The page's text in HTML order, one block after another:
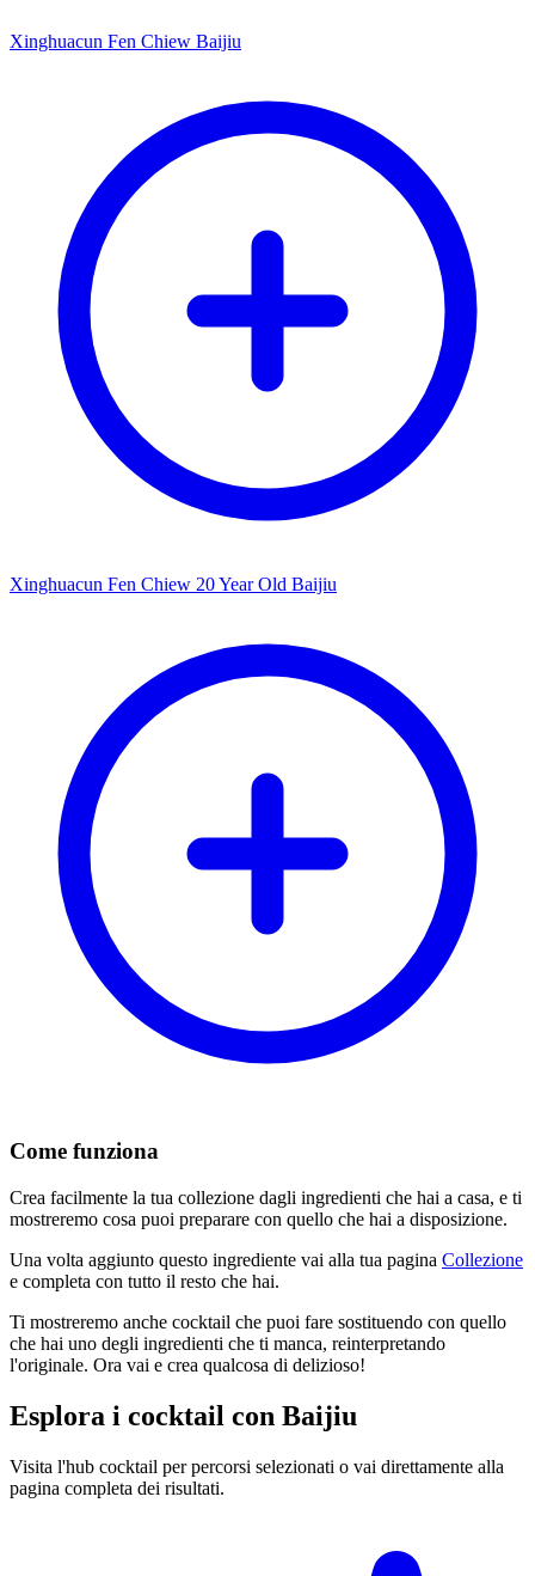
Xinghuacun Fen Chiew Baijiu
Xinghuacun Fen Chiew 20 Year Old Baijiu
Come funziona
Crea facilmente la tua collezione dagli ingredienti che hai a casa, e ti
mostreremo cosa puoi preparare con quello che hai a disposizione.
Una volta aggiunto questo ingrediente vai alla tua pagina Collezione
e completa con tutto il resto che hai.
Ti mostreremo anche cocktail che puoi fare sostituendo con quello
che hai uno degli ingredienti che ti manca, reinterpretando
l'originale. Ora vai e crea qualcosa di delizioso!
Esplora i cocktail con Baijiu
Visita l'hub cocktail per percorsi selezionati o vai direttamente alla
pagina completa dei risultati.